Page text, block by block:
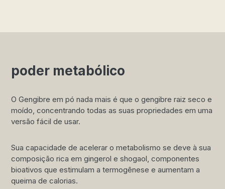
poder metabólico
O Gengibre em pó nada mais é que o gengibre raiz seco e
moído, concentrando todas as suas propriedades em uma
versão fácil de usar.
Sua capacidade de acelerar o metabolismo se deve à sua
composição rica em gingerol e shogaol, componentes
bioativos que estimulam a termogênese e aumentam a
queima de calorias.